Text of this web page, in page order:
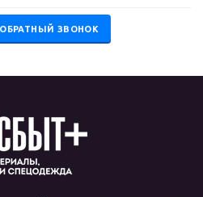
ЗВОНОК